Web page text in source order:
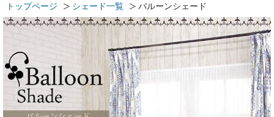
トップページ シェード一覧 バルーンシェード